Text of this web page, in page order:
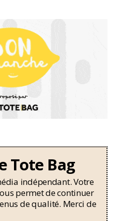
Tote Bag
indépendant. Votre
permet de continuer
de qualité. Merci de